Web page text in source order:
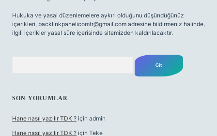
Hukuka ve yasal düzenlemelere aykırı olduğunu düşündüğünüz
içerikleri, backlinkpanelicomtr@gmail.com adresine bildirmeniz halinde,
ilgili içerikler yasal süre içerisinde sitemizden kaldırılacaktır.
SON YORUMLAR
Hane nasıl yazılır TDK ? için admin
Hane nasıl yazılır TDK ? için Teke